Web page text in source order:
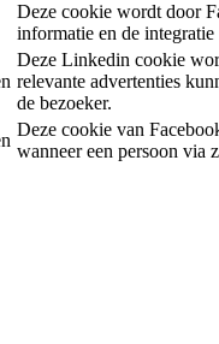
Deze cookie wordt door
informatie en de
Deze Linkedin cookie
relevante advertenties
de bezoeker.
Deze cookie van
wanneer een persoon via